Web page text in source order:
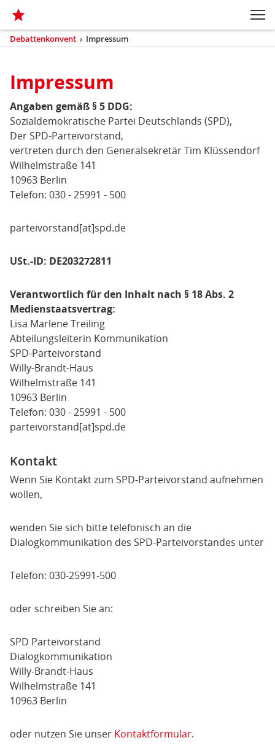
Kopfbereich
Sprungmarken-
Navigation
Hauptnavigation
Sie
Debattenkonvent › Impressum
Impressum
Impressum
Angaben gemäß § 5 DDG:
Sozialdemokratische Partei Deutschlands (SPD),
Der SPD-Parteivorstand,
vertreten durch den Generalsekretär Tim Klüssendorf
Wilhelmstraße 141
10963 Berlin
Telefon: 030 - 25991 - 500
parteivorstand[at]spd.de
USt.-ID: DE203272811
Verantwortlich für den Inhalt nach § 18 Abs. 2
Medienstaatsvertrag:
Lisa Marlene Treiling
Abteilungsleiterin Kommunikation
SPD-Parteivorstand
Willy-Brandt-Haus
Wilhelmstraße 141
10963 Berlin
Telefon: 030 - 25991 - 500
parteivorstand[at]spd.de
Kontakt
Wenn Sie Kontakt zum SPD-Parteivorstand aufnehmen
wollen,
wenden Sie sich bitte telefonisch an die
Dialogkommunikation des SPD-Parteivorstandes unter
Telefon: 030-25991-500
oder schreiben Sie an:
SPD Parteivorstand
Dialogkommunikation
Willy-Brandt-Haus
Wilhelmstraße 141
10963 Berlin
oder nutzen Sie unser Kontaktformular.